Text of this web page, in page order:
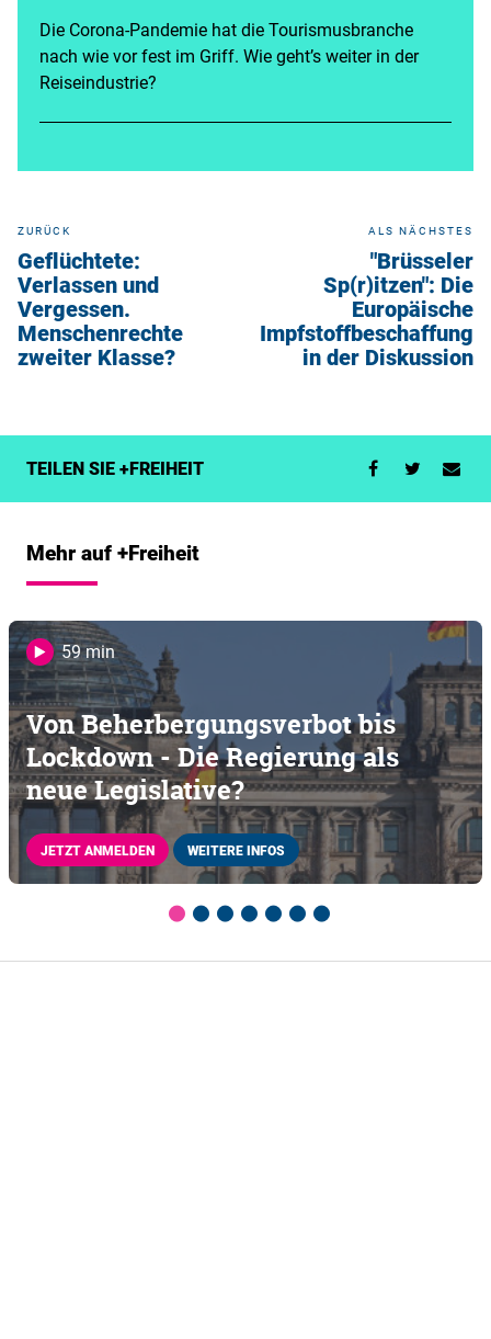
Die Corona-Pandemie hat die Tourismusbranche
nach wie vor fest im Griff. Wie geht’s weiter in der
Reiseindustrie?
ZURÜCK
Geflüchtete:
Verlassen und
Vergessen.
Menschenrechte
zweiter Klasse?
ALS NÄCHSTES
"Brüsseler
Sp(r)itzen": Die
Europäische
Impfstoffbeschaffung
in der Diskussion
TEILEN SIE +FREIHEIT
Mehr auf +Freiheit
59 min
Von Beherbergungsverbot bis
Lockdown - Die Regierung als
neue Legislative?
JETZT ANMELDEN WEITERE INFOS